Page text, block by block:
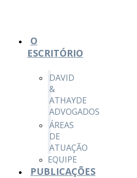
O
ESCRITÓRIO
DAVID
&
ATHAYDE
ADVOGADOS
ÁREAS
DE
ATUAÇÃO
EQUIPE
PUBLICAÇÕES